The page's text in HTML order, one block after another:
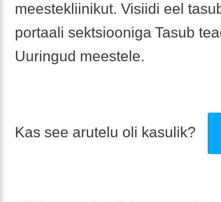
meestekliinikut. Visiidi eel
portaali sektsiooniga Tasub
Uuringud meestele.
Kas see arutelu oli kasulik?